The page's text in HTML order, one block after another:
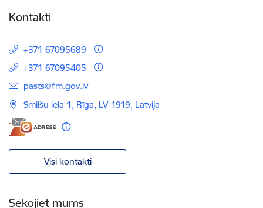
Kontakti
+371 67095689
+371 67095405
E-pasts:
pasts@fm.gov.lv
Smilšu iela 1, Rīga, LV-1919, Latvija
Visi kontakti
Sekojiet mums